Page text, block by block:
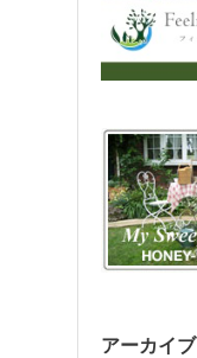
アーカイブ